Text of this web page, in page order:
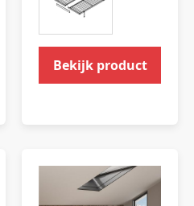
Bekijk product